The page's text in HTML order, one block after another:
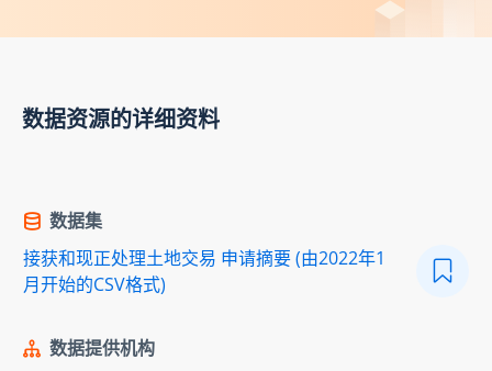
数据资源的详细资料
数据集
接获和现正处理土地交易 申请摘要 (由2022年1
月开始的CSV格式)
数据提供机构